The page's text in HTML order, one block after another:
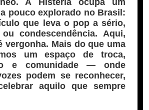
A Histeria ocupa um
pouco explorado no Brasil:
que leva o pop a sério,
condescendência. Aqui,
vergonha. Mais do que uma
um espaço de troca,
e comunidade — onde
podem se reconhecer,
aquilo que sempre